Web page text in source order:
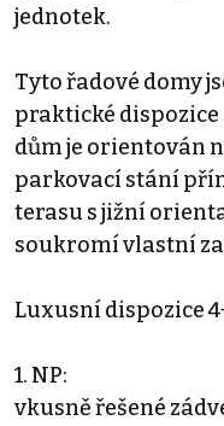
jednotek.
Tyto řadové domy
praktické
dům je orientován
parkovací stání
terasu s jižní
soukromí vlastní
Luxusní dispozice
1. NP:
vkusně řešené